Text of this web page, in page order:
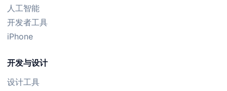
人工智能
开发者工具
iPhone
开发与设计
设计工具